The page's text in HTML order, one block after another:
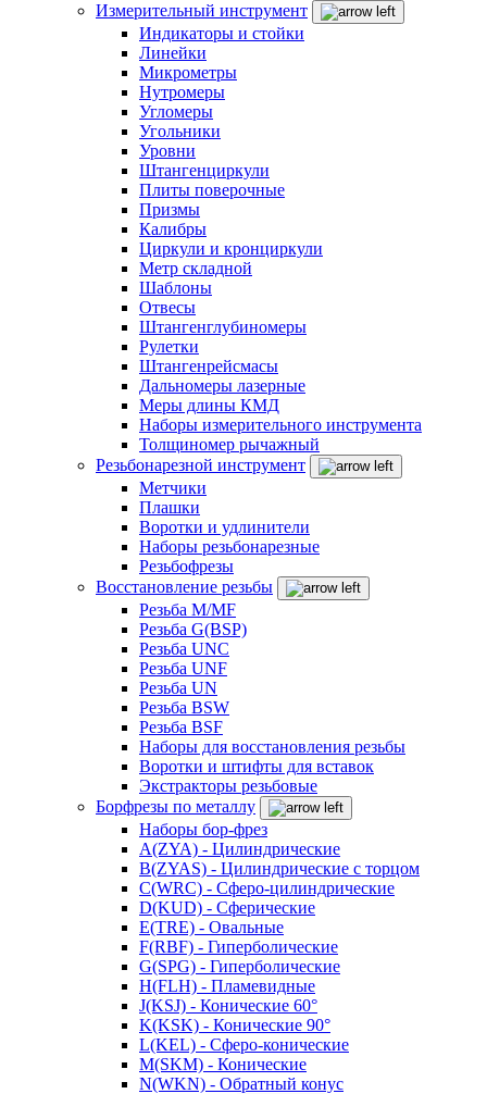
Измерительный инструмент
Индикаторы и стойки
Линейки
Микрометры
Нутромеры
Угломеры
Угольники
Уровни
Штангенциркули
Плиты поверочные
Призмы
Калибры
Циркули и кронциркули
Метр складной
Шаблоны
Отвесы
Штангенглубиномеры
Рулетки
Штангенрейсмасы
Дальномеры лазерные
Меры длины КМД
Наборы измерительного инструмента
Толщиномер рычажный
Резьбонарезной инструмент
Метчики
Плашки
Воротки и удлинители
Наборы резьбонарезные
Резьбофрезы
Восстановление резьбы
Резьба M/MF
Резьба G(BSP)
Резьба UNC
Резьба UNF
Резьба UN
Резьба BSW
Резьба BSF
Наборы для восстановления резьбы
Воротки и штифты для вставок
Экстракторы резьбовые
Борфрезы по металлу
Наборы бор-фрез
A(ZYA) - Цилиндрические
B(ZYAS) - Цилиндрические с торцом
C(WRC) - Сферо-цилиндрические
D(KUD) - Сферические
E(TRE) - Овальные
F(RBF) - Гиперболические
G(SPG) - Гиперболические
H(FLH) - Пламевидные
J(KSJ) - Конические 60°
K(KSK) - Конические 90°
L(KEL) - Сферо-конические
M(SKM) - Конические
N(WKN) - Обратный конус